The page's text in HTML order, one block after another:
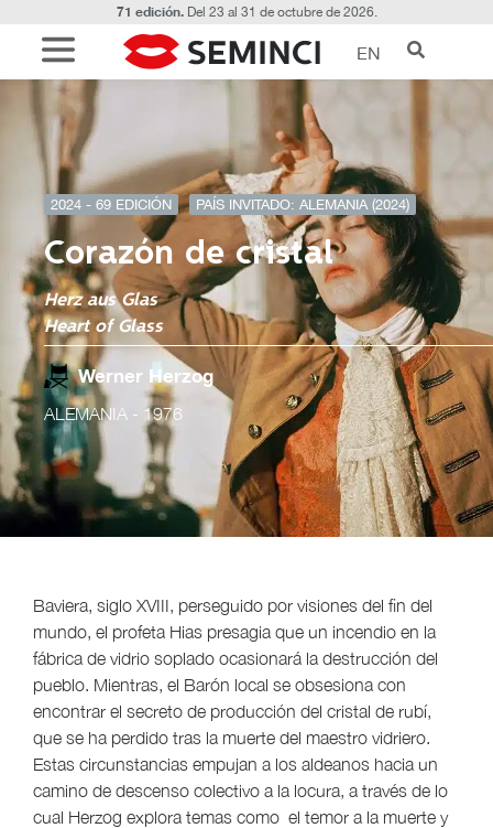
71 edición.Del 23 al 31 de octubre de 2026.
EN
2024 - 69 EDICIÓN PAÍS INVITADO: ALEMANIA (2024)
Corazón de cristal
Herz aus Glas
Heart of Glass
Werner Herzog
ALEMANIA - 1976
Baviera, siglo XVIII, perseguido por visiones del fin del
mundo, el profeta Hias presagia que un incendio en la
fábrica de vidrio soplado ocasionará la destrucción del
pueblo. Mientras, el Barón local se obsesiona con
encontrar el secreto de producción del cristal de rubí,
que se ha perdido tras la muerte del maestro vidriero.
Estas circunstancias empujan a los aldeanos hacia un
camino de descenso colectivo a la locura, a través de lo
cual Herzog explora temas como el temor a la muerte y